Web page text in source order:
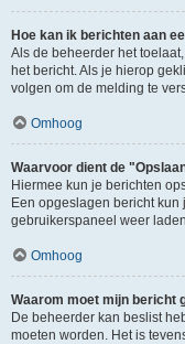
Hoe kan ik berichten aan
Als de beheerder het
het bericht. Als je hierop
volgen om de melding te
Omhoog
Waarvoor dient de
Hiermee kun je berichten
Een opgeslagen bericht
gebruikerspaneel weer
Omhoog
Waarom moet mijn bericht
De beheerder kan beslist
moeten worden. Het is